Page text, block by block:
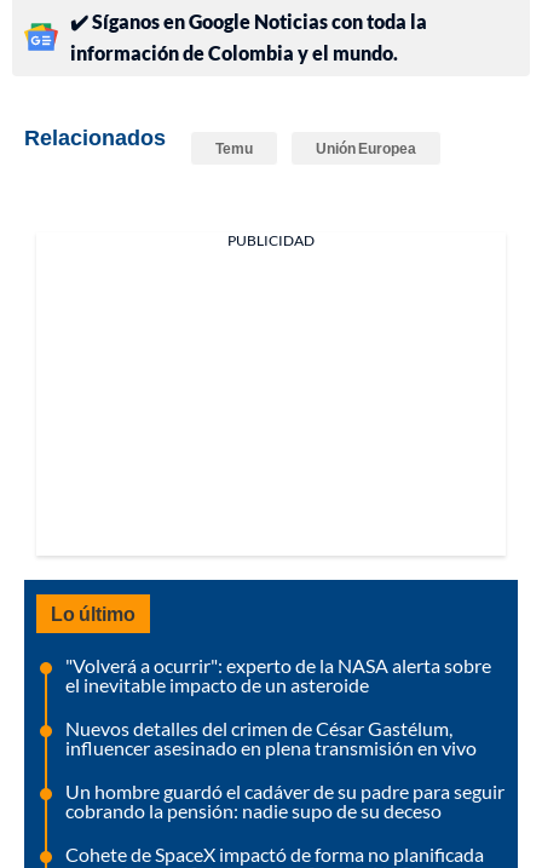
✔️ Síganos en Google Noticias con toda la
información de Colombia y el mundo.
Relacionados Temu Unión Europea
PUBLICIDAD
Lo último
"Volverá a ocurrir": experto de la NASA alerta sobre
el inevitable impacto de un asteroide
Nuevos detalles del crimen de César Gastélum,
influencer asesinado en plena transmisión en vivo
Un hombre guardó el cadáver de su padre para seguir
cobrando la pensión: nadie supo de su deceso
Cohete de SpaceX impactó de forma no planificada